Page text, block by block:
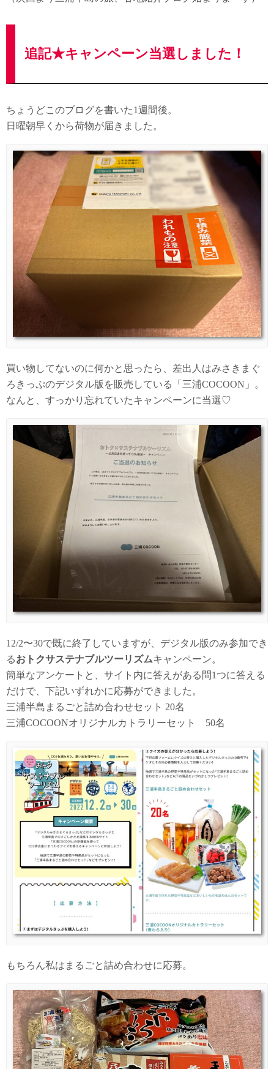
追記★キャンペーン当選しました！
ちょうどこのブログを書いた1週間後。
日曜朝早くから荷物が届きました。
買い物してないのに何かと思ったら、差出人はみさきまぐ
ろきっぷのデジタル版を販売している「三浦COCOON」。
なんと、すっかり忘れていたキャンペーンに当選♡
12/2〜30で既に終了していますが、デジタル版のみ参加でき
るおトクサステナブルツーリズムキャンペーン。
簡単なアンケートと、サイト内に答えがある問1つに答える
だけで、下記いずれかに応募ができました。
三浦半島まるごと詰め合わせセット 20名
三浦COCOONオリジナルカトラリーセット 50名
もちろん私はまるごと詰め合わせに応募。